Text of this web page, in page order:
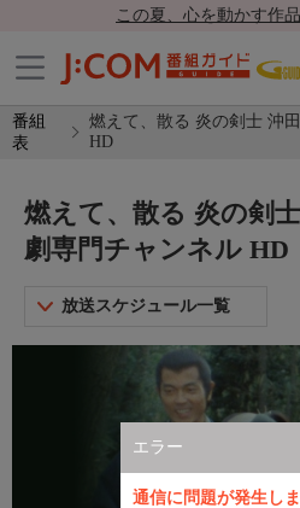
この夏、心を動かす作
番組
表
燃えて、散る 炎の剣士 沖
HD
エラー
通信に問題が発生し
燃えて、散る 炎の剣
劇専門チャンネル HD
放送スケジュール一覧